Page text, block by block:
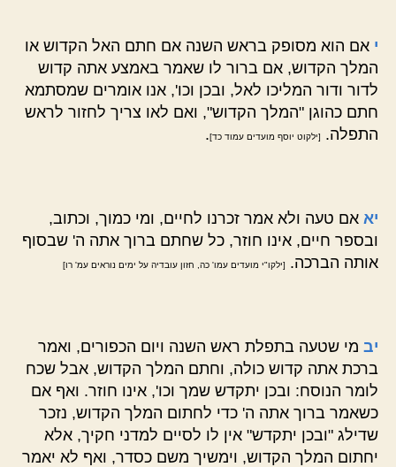
י אם הוא מסופק בראש השנה אם חתם האל הקדוש או
המלך הקדוש, אם ברור לו שאמר באמצע אתה קדוש
לדור ודור המליכו לאל, ובכן וכו', אנו אומרים שמסתמא
חתם כהוגן "המלך הקדוש", ואם לאו צריך לחזור לראש
התפלה.
[ילקוט יוסף מועדים עמוד כד].
יא אם טעה ולא אמר זכרנו לחיים, ומי כמוך, וכתוב,
ובספר חיים, אינו חוזר, כל שחתם ברוך אתה ה' שבסוף
אותה הברכה.
[ילקו"י מועדים עמו' כה, חזון עובדיה על ימים נוראים עמ' רו]
יב מי שטעה בתפלת ראש השנה ויום הכפורים, ואמר
ברכת אתה קדוש כולה, וחתם המלך הקדוש, אבל שכח
לומר הנוסח: ובכן יתקדש שמך וכו', אינו חוזר. ואף אם
כשאמר ברוך אתה ה' כדי לחתום המלך הקדוש, נזכר
שדילג "ובכן יתקדש" אין לו לסיים למדני חקיך, אלא
יחתום המלך הקדוש, וימשיך משם כסדר, ואף לא יאמר